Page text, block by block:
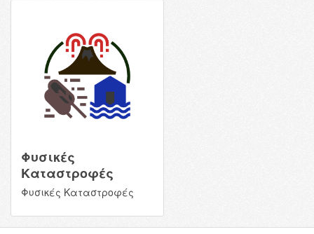
Φυσικές
Καταστροφές
Φυσικές Καταστροφές